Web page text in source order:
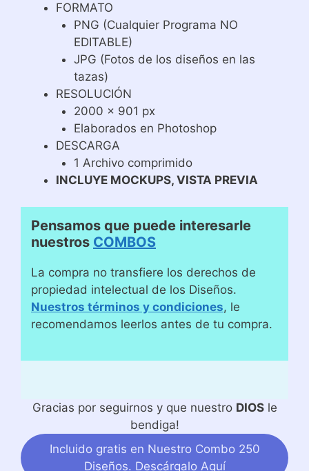
FORMATO
PNG (Cualquier Programa NO
EDITABLE)
JPG (Fotos de los diseños en las
tazas)
RESOLUCIÓN
2000 x 901 px
Elaborados en Photoshop
DESCARGA
1 Archivo comprimido
INCLUYE MOCKUPS, VISTA PREVIA
Pensamos que puede interesarle
nuestros COMBOS
La compra no transfiere los derechos de
propiedad intelectual de los Diseños.
Nuestros términos y condiciones, le
recomendamos leerlos antes de tu compra.
Gracias por seguirnos y que nuestro DIOSle
bendiga!
Incluido gratis en Nuestro Combo 250
Diseños. Descárgalo Aquí